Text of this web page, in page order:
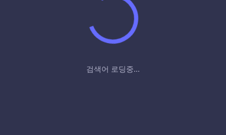
검색어 로딩중...